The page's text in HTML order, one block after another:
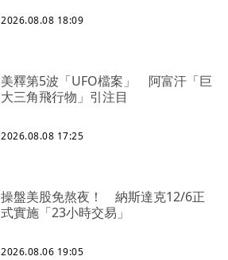
2026.08.08 18:09
美釋第5波「UFO檔案」 阿富汗「巨
大三角飛行物」引注目
2026.08.08 17:25
操盤美股免熬夜！ 納斯達克12/6正
式實施「23小時交易」
2026.08.06 19:05